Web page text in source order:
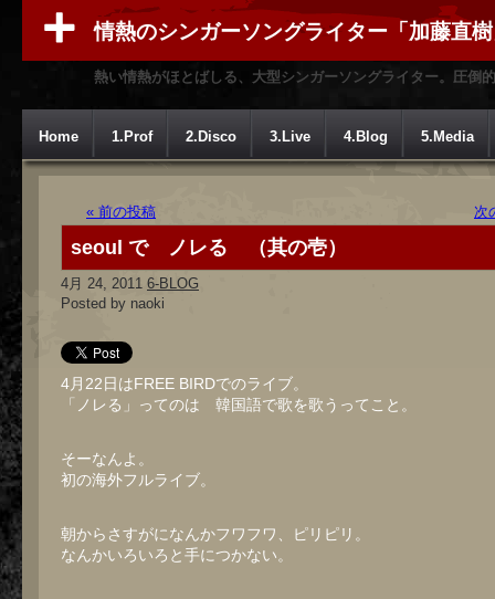
情熱のシンガーソングライター「加藤直
熱い情熱がほとばしる、大型シンガーソングライター。圧倒
Home 1.Prof 2.Disco 3.Live 4.Blog 5.Media
« 前の投稿 次
seoul で ノレる （其の壱）
4月 24, 2011 6-BLOG
Posted by naoki
4月22日はFREE BIRDでのライブ。
「ノレる」ってのは 韓国語で歌を歌うってこと。
そーなんよ。
初の海外フルライブ。
朝からさすがになんかフワフワ、ピリピリ。
なんかいろいろと手につかない。